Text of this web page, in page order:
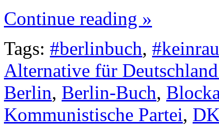
Continue reading »
Tags: #berlinbuch,
Alternative für
Berlin, Berlin-Buch,
Kommunistische Partei,